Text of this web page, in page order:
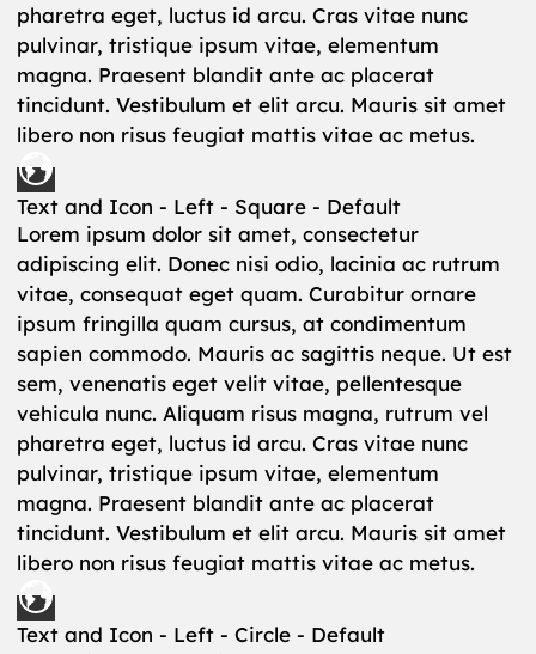
pharetra eget, luctus id arcu. Cras vitae nunc
pulvinar, tristique ipsum vitae, elementum
magna. Praesent blandit ante ac placerat
tincidunt. Vestibulum et elit arcu. Mauris sit amet
libero non risus feugiat mattis vitae ac metus.
Text and Icon - Left - Square - Default
Lorem ipsum dolor sit amet, consectetur
adipiscing elit. Donec nisi odio, lacinia ac rutrum
vitae, consequat eget quam. Curabitur ornare
ipsum fringilla quam cursus, at condimentum
sapien commodo. Mauris ac sagittis neque. Ut est
sem, venenatis eget velit vitae, pellentesque
vehicula nunc. Aliquam risus magna, rutrum vel
pharetra eget, luctus id arcu. Cras vitae nunc
pulvinar, tristique ipsum vitae, elementum
magna. Praesent blandit ante ac placerat
tincidunt. Vestibulum et elit arcu. Mauris sit amet
libero non risus feugiat mattis vitae ac metus.
Text and Icon - Left - Circle - Default